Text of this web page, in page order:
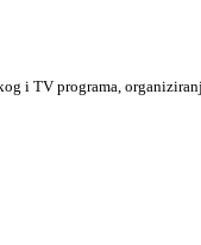
i TV programa,